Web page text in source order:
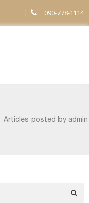
090-778-1114
Articles posted by admin